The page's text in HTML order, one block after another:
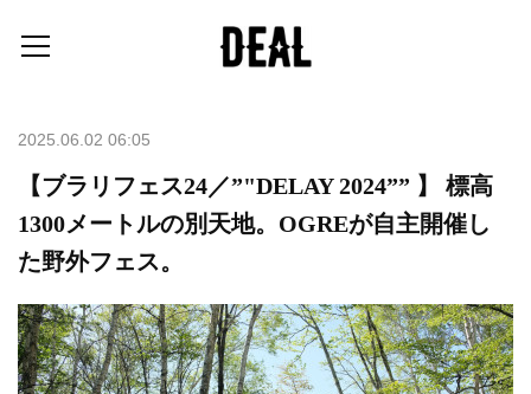
2025.06.02 06:05
【ブラリフェス24／”"DELAY 2024”” 】 標高
1300メートルの別天地。OGREが自主開催し
た野外フェス。